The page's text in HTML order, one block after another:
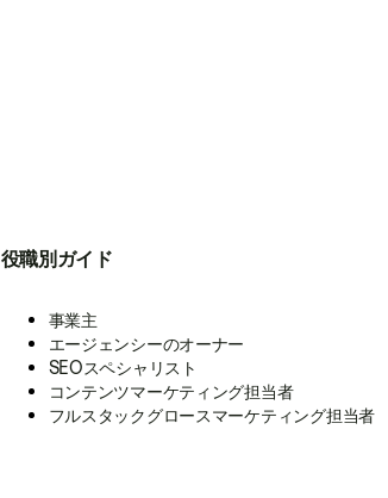
役職別ガイド
事業主
エージェンシーのオーナー
SEOスペシャリスト
コンテンツマーケティング担当者
フルスタックグロースマーケティング担当者